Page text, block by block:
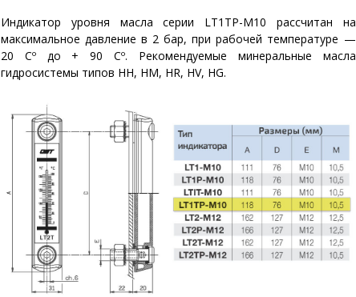
Индикатор уровня масла серии LT1TP-M10 рассчитан на
максимальное давление в 2 бар, при рабочей температуре —
20 Сº до + 90 Сº. Рекомендуемые минеральные масла
гидросистемы типов HH, HM, HR, HV, HG.